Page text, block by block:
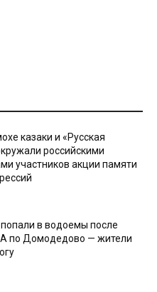
казаки и «Русская
российскими
участников акции памяти
в водоемы после
по Домодедово — жители